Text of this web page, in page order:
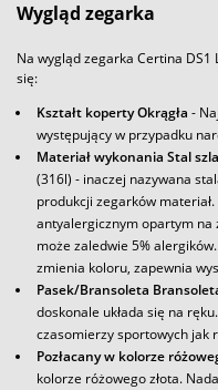
Wygląd zegarka
Na wygląd zegarka Certina DS1
się:
Kształt koperty Okrągła -
występujący w przypadku
Materiał wykonania Stal
(316l) - inaczej nazywana
produkcji zegarków
antyalergicznym opartym na
może zaledwie 5%
zmienia koloru, zapewnia
Pasek/Bransoleta
doskonale układa się na
czasomierzy sportowych jak
Pozłacany w kolorze
kolorze różowego złota.